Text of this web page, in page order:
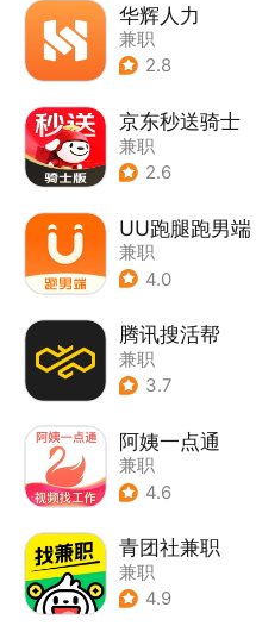
华辉人力
兼职
2.8
京东秒送骑士
兼职
2.6
UU跑腿跑男端
兼职
4.0
腾讯搜活帮
兼职
3.7
阿姨一点通
兼职
4.6
青团社兼职
兼职
4.9